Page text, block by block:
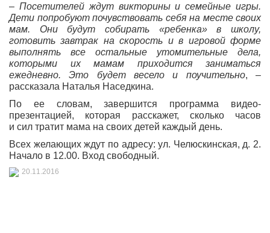
– Посетителей ждут викторины и семейные игры.
Дети попробуют почувствовать себя на месте своих
мам. Они будут собирать
«ребенка» в школу,
готовить завтрак на скорость и в игровой форме
выполнять все остальные утомительные дела,
которыми их мамам приходится заниматься
ежедневно. Это будет весело и поучительно, –
рассказала Наталья Наседкина.
По ее словам, завершится программа видео-
презентацией, которая расскажет, сколько часов
и сил тратит мама на своих детей каждый день.
Всех желающих ждут по адресу: ул. Челюскинская, д. 2.
Начало в 12.00. Вход свободный.
20.11.2016